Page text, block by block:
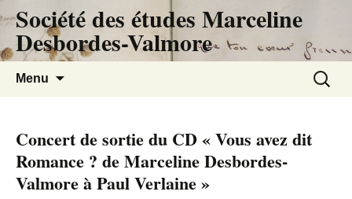
Société des études Marceline
Desbordes-Valmore
Menu
Concert de sortie du CD « Vous avez dit
Romance ? de Marceline Desbordes-
Valmore à Paul Verlaine »